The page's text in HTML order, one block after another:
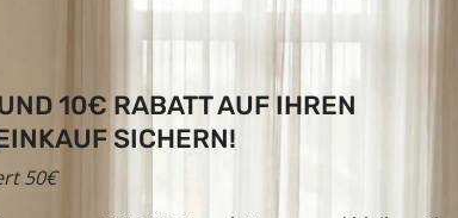
10€ RABATT AUF IHREN
SICHERN!
50€